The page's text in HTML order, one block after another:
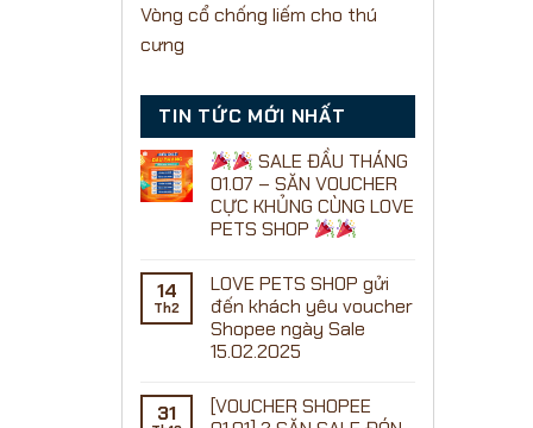
Vòng cổ chống liếm cho thú
cưng
TIN TỨC MỚI NHẤT
SALE ĐẦU THÁNG
01.07 – SĂN VOUCHER
CỰC KHỦNG CÙNG LOVE
PETS SHOP
bình
luận
ở
SALE
01.07
–
14
Th2
LOVE PETS SHOP gửi
đến khách yêu voucher
Shopee ngày Sale
15.02.2025
bình
luận
31
[VOUCHER SHOPEE